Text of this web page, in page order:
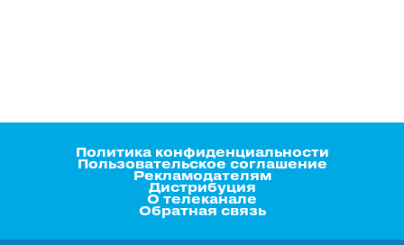
Политика конфиденциальности
Пользовательское соглашение
Рекламодателям
Дистрибуция
О телеканале
Обратная связь